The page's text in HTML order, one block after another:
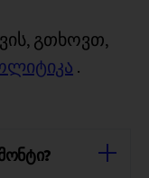
გთხოვთ,
.